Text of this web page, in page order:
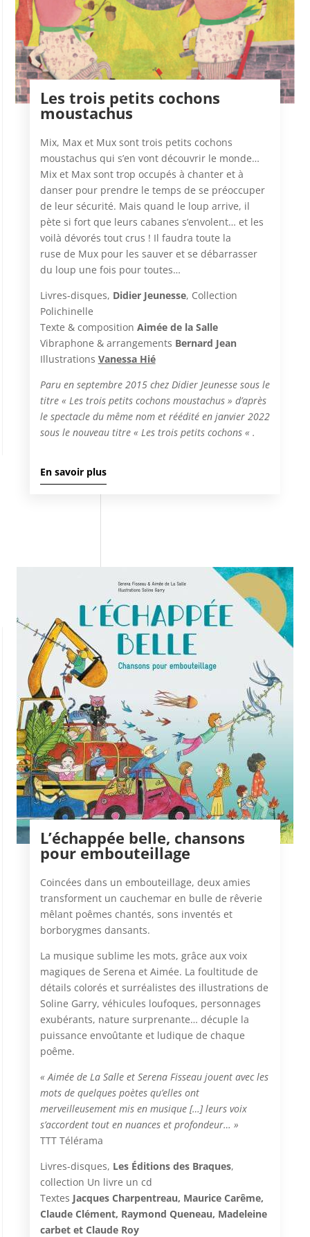
Les trois petits cochons
moustachus
Mix, Max et Mux sont trois petits cochons
moustachus qui s’en vont découvrir le monde…
Mix et Max sont trop occupés à chanter et à
danser pour prendre le temps de se préoccuper
de leur sécurité. Mais quand le loup arrive, il
pète si fort que leurs cabanes s’envolent… et les
voilà dévorés tout crus ! Il faudra toute la
ruse de Mux pour les sauver et se débarrasser
du loup une fois pour toutes…
Livres-disques, Didier Jeunesse, Collection
Polichinelle
Texte & composition Aimée de la Salle
Vibraphone & arrangements Bernard Jean
Illustrations Vanessa Hié
Paru en septembre 2015 chez Didier Jeunesse sous le
titre « Les trois petits cochons moustachus » d’après
le spectacle du même nom et réédité en janvier 2022
sous le nouveau titre « Les trois petits cochons « .
En savoir plus
L’échappée belle, chansons
pour embouteillage
Coincées dans un embouteillage, deux amies
transforment un cauchemar en bulle de rêverie
mêlant poêmes chantés, sons inventés et
borborygmes dansants.
La musique sublime les mots, grâce aux voix
magiques de Serena et Aimée. La foultitude de
détails colorés et surréalistes des illustrations de
Soline Garry, véhicules loufoques, personnages
exubérants, nature surprenante… décuple la
puissance envoûtante et ludique de chaque
poême.
« Aimée de La Salle et Serena Fisseau jouent avec les
mots de quelques poètes qu’elles ont
merveilleusement mis en musique […] leurs voix
s’accordent tout en nuances et profondeur… »
TTT Télérama
Livres-disques, Les Éditions des Braques,
collection Un livre un cd
Textes Jacques Charpentreau, Maurice Carême,
Claude Clément, Raymond Queneau, Madeleine
carbet et Claude Roy